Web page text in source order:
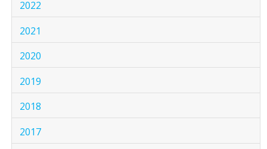
2022
2021
2020
2019
2018
2017